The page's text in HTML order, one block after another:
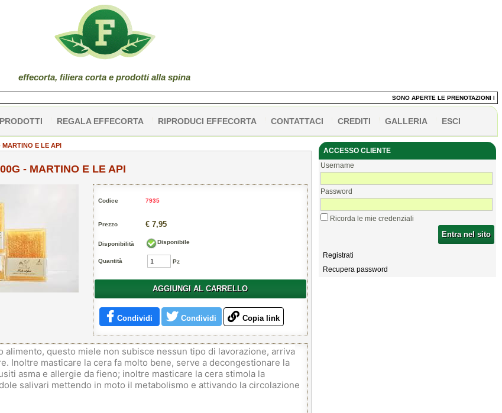
effecorta, filiera corta e prodotti alla spina
SONO APERTE LE PRENOTAZIONI DEI
PRODOTTI REGALA EFFECORTA RIPRODUCI EFFECORTA CONTATTACI CREDITI GALLERIA ESCI
E LE API
- MARTINO E LE API
Codice 7935
Prezzo € 7,95
Disponibilità Disponibile
Quantità Pz
AGGIUNGI AL CARRELLO
Condividi Condividi Copia link
alimento, questo miele non subisce nessun tipo di lavorazione, arriva
Inoltre masticare la cera fa molto bene, serve a decongestionare la
asma e allergie da fieno; inoltre masticare la cera stimola la
salivari mettendo in moto il metabolismo e attivando la circolazione
ACCESSO CLIENTE
Username
Password
Ricorda le mie credenziali
Entra nel sito
Registrati
Recupera password